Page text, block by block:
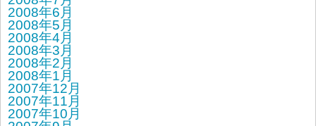
2008年6月
2008年5月
2008年4月
2008年3月
2008年2月
2008年1月
2007年12月
2007年11月
2007年10月